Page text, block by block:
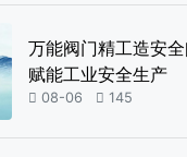
万能阀门精工造安
赋能工业安全生产
 08-06  145